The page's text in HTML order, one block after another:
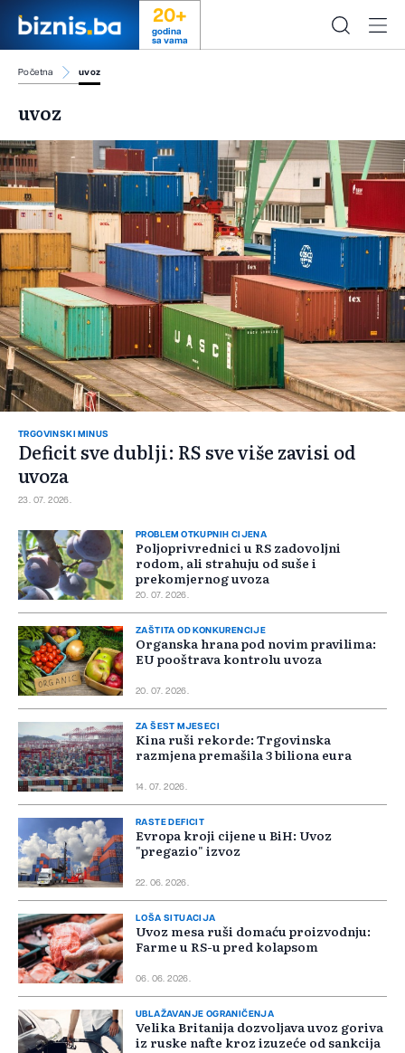
20+
godina
sa vama
Početna uvoz
uvoz
TRGOVINSKI MINUS
Deficit sve dublji: RS sve više zavisi od
uvoza
23. 07. 2026.
PROBLEM OTKUPNIH CIJENA
Poljoprivrednici u RS zadovoljni
rodom, ali strahuju od suše i
prekomjernog uvoza
20. 07. 2026.
ZAŠTITA OD KONKURENCIJE
Organska hrana pod novim pravilima:
EU pooštrava kontrolu uvoza
20. 07. 2026.
ZA ŠEST MJESECI
Kina ruši rekorde: Trgovinska
razmjena premašila 3 biliona eura
14. 07. 2026.
RASTE DEFICIT
Evropa kroji cijene u BiH: Uvoz
"pregazio" izvoz
22. 06. 2026.
LOŠA SITUACIJA
Uvoz mesa ruši domaću proizvodnju:
Farme u RS-u pred kolapsom
06. 06. 2026.
UBLAŽAVANJE OGRANIČENJA
Velika Britanija dozvoljava uvoz goriva
iz ruske nafte kroz izuzeće od sankcija